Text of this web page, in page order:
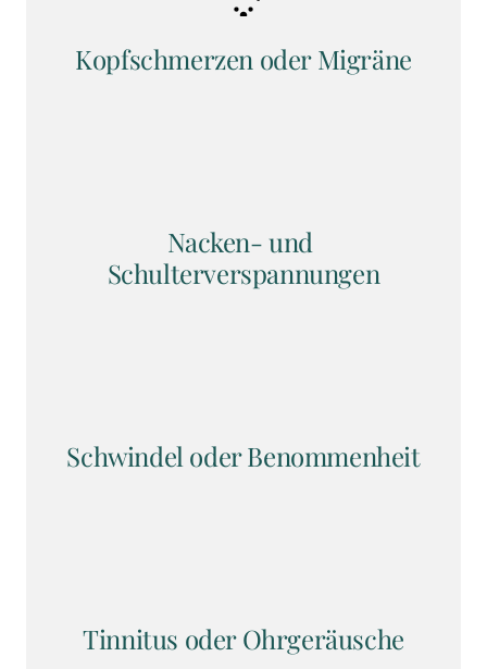
Kopfschmerzen oder Migräne
Nacken- und
Schulterverspannungen
Schwindel oder Benommenheit
Tinnitus oder Ohrgeräusche